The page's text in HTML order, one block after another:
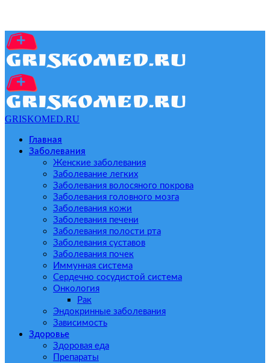
GRISKOMED.RU
Главная
Заболевания
Женские заболевания
Заболевание легких
Заболевания волосяного покрова
Заболевания головного мозга
Заболевания кожи
Заболевания печени
Заболевания полости рта
Заболевания суставов
Заболевания почек
Иммунная система
Сердечно сосудистой система
Онкология
Рак
Эндокринные заболевания
Зависимость
Здоровье
Здоровая еда
Препараты